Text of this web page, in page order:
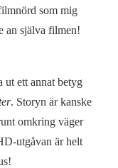
som mig
an själva filmen!
ut ett annat betyg
. Storyn är kanske
omkring väger
utgåvan är helt